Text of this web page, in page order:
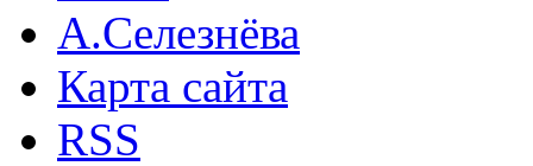
А.Селезнёва
Карта сайта
RSS